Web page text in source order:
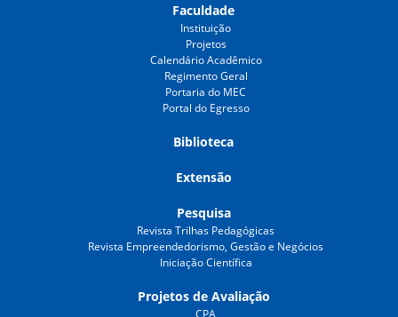
Faculdade
Instituição
Projetos
Calendário Acadêmico
Regimento Geral
Portaria do MEC
Portal do Egresso
Biblioteca
Extensão
Pesquisa
Revista Trilhas Pedagógicas
Revista Empreendedorismo, Gestão e Negócios
Iniciação Científica
Projetos de Avaliação
CPA